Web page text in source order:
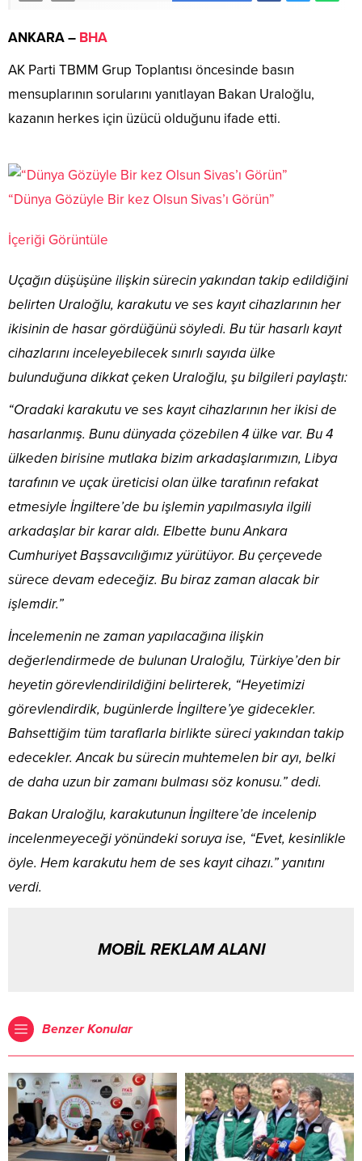
ANKARA – BHA
AK Parti TBMM Grup Toplantısı öncesinde basın
mensuplarının sorularını yanıtlayan Bakan Uraloğlu,
kazanın herkes için üzücü olduğunu ifade etti.
“Dünya Gözüyle Bir kez Olsun Sivas’ı Görün”
İçeriği Görüntüle
Uçağın düşüşüne ilişkin sürecin yakından takip edildiğini
belirten Uraloğlu, karakutu ve ses kayıt cihazlarının her
ikisinin de hasar gördüğünü söyledi. Bu tür hasarlı kayıt
cihazlarını inceleyebilecek sınırlı sayıda ülke
bulunduğuna dikkat çeken Uraloğlu, şu bilgileri paylaştı:
“Oradaki karakutu ve ses kayıt cihazlarının her ikisi de
hasarlanmış. Bunu dünyada çözebilen 4 ülke var. Bu 4
ülkeden birisine mutlaka bizim arkadaşlarımızın, Libya
tarafının ve uçak üreticisi olan ülke tarafının refakat
etmesiyle İngiltere’de bu işlemin yapılmasıyla ilgili
arkadaşlar bir karar aldı. Elbette bunu Ankara
Cumhuriyet Başsavcılığımız yürütüyor. Bu çerçevede
sürece devam edeceğiz. Bu biraz zaman alacak bir
işlemdir.”
İncelemenin ne zaman yapılacağına ilişkin
değerlendirmede de bulunan Uraloğlu, Türkiye’den bir
heyetin görevlendirildiğini belirterek, “Heyetimizi
görevlendirdik, bugünlerde İngiltere’ye gidecekler.
Bahsettiğim tüm taraflarla birlikte süreci yakından takip
edecekler. Ancak bu sürecin muhtemelen bir ayı, belki
de daha uzun bir zamanı bulması söz konusu.” dedi.
Bakan Uraloğlu, karakutunun İngiltere’de incelenip
incelenmeyeceği yönündeki soruya ise, “Evet, kesinlikle
öyle. Hem karakutu hem de ses kayıt cihazı.” yanıtını
verdi.
MOBİL REKLAM ALANI
Benzer Konular